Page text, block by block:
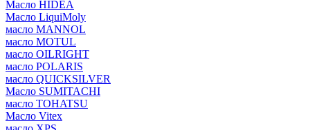
Масло HIDEA
Масло LiquiMoly
масло MANNOL
масло MOTUL
масло OILRIGHT
масло POLARIS
масло QUICKSILVER
Масло SUMITACHI
масло TOHATSU
Масло Vitex